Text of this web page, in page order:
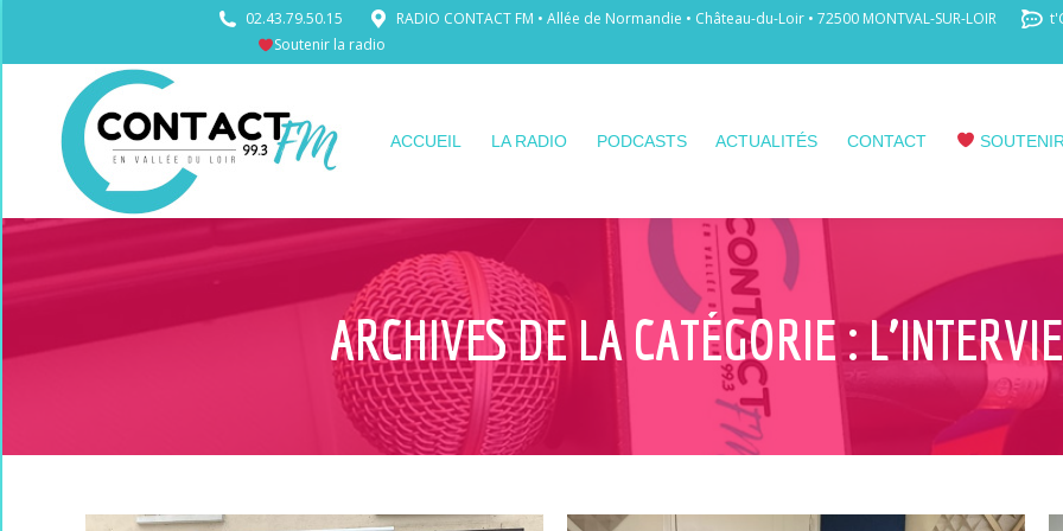
02.43.79.50.15 RADIO CONTACT FM • Allée de Normandie • Château-du-Loir • 72500 MONTVAL-SUR-LOIR
Soutenir la radio
ACCUEIL LA RADIO PODCASTS ACTUALITÉS CONTACT
ARCHIVES DE LA CATÉGORIE :